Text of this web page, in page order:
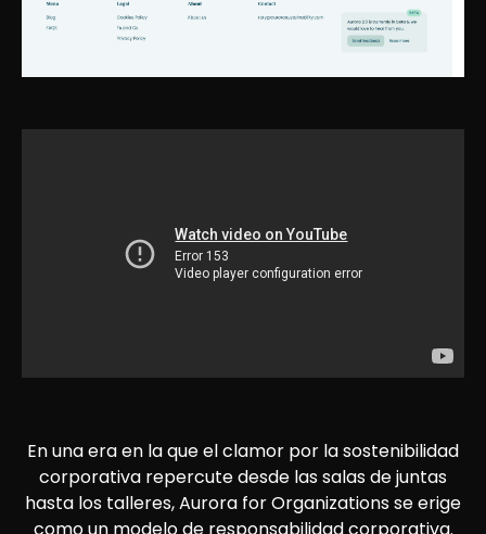
En una era en la que el clamor por la sostenibilidad
corporativa repercute desde las salas de juntas
hasta los talleres, Aurora for Organizations se erige